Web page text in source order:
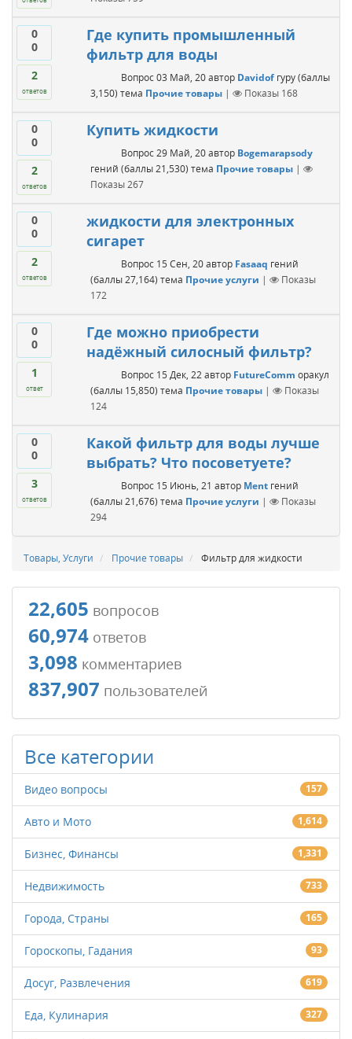
0
0
2
ответов
Где купить промышленный
фильтр для воды
Вопрос 03 Май, 20 автор Davidof гуру (баллы
3,150) тема Прочие товары | Показы 168
0
0
2
ответов
Купить жидкости
Вопрос 29 Май, 20 автор Bogemarapsody
гений (баллы21,530) тема Прочие товары |
Показы267
0
0
2
ответов
жидкости для электронных
сигарет
Вопрос 15 Сен, 20 автор Fasaaq гений
(баллы27,164) тема Прочие услуги |
Показы
172
0
0
1
ответ
Где можно приобрести
надёжный силосный фильтр?
Вопрос 15 Дек, 22 автор FutureComm оракул
(баллы 15,850) тема Прочие товары |
Показы
124
0
0
3
ответов
Какой фильтр для воды лучше
выбрать? Что посоветуете?
Вопрос 15 Июнь, 21 автор Ment гений
(баллы21,676) тема Прочие услуги |
Показы
294
Товары, Услуги Прочие товары Фильтр для жидкости
22,605 вопросов
60,974 ответов
3,098 комментариев
837,907 пользователей
Все категории
Видео вопросы 157
Авто и Мото 1,614
Бизнес, Финансы 1,331
Недвижимость 733
Города, Страны 165
Гороскопы, Гадания 93
Досуг, Развлечения 619
Еда, Кулинария 327